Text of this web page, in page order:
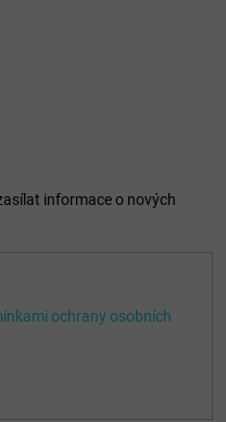
informace o nových
ochrany osobních